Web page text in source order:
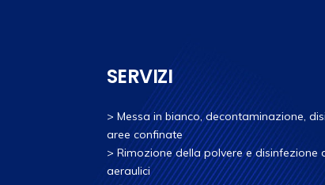
SERVIZI
> Messa in bianco, decontaminazione,
aree confinate
> Rimozione della polvere e disinfezione
aeraulici